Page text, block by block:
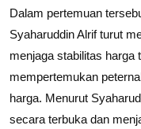
Dalam pertemuan
Syaharuddin Alrif turut
menjaga stabilitas harga
mempertemukan
harga. Menurut
secara terbuka dan